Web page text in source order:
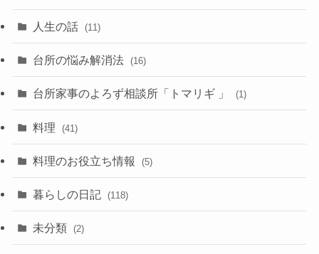
人生の話 (11)
台所の悩み解消法 (16)
台所家事のよろず相談所「トマリギ 」 (1)
料理 (41)
料理のお役立ち情報 (5)
暮らしの日記 (118)
未分類 (2)